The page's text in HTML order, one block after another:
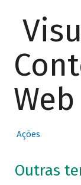
Web
Ações
Outras